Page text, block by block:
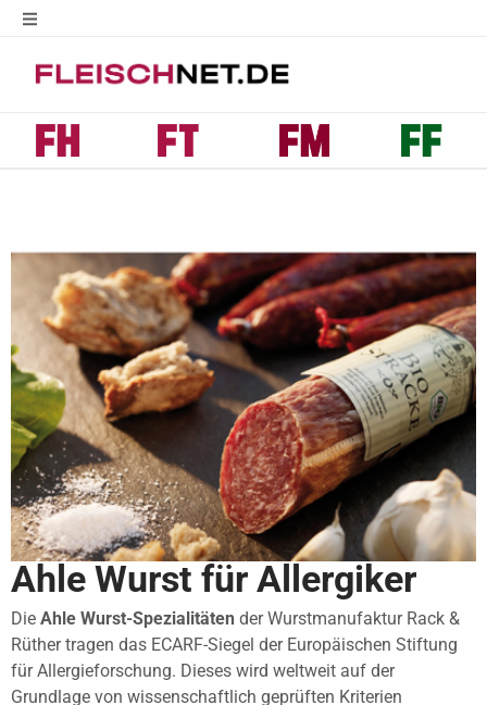
Ahle Wurst für Allergiker
Die Ahle Wurst-Spezialitäten der Wurstmanufaktur Rack &
Rüther tragen das ECARF-Siegel der Europäischen Stiftung
für Allergieforschung. Dieses wird weltweit auf der
Grundlage von wissenschaftlich geprüften Kriterien